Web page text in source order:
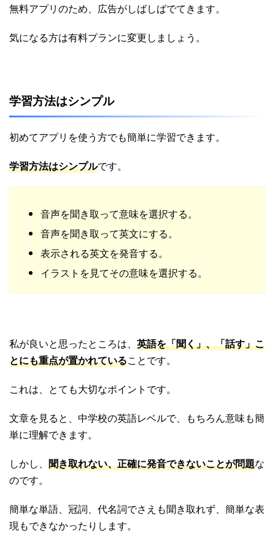
無料アプリのため、広告がしばしばでてきます。
気になる方は有料プランに変更しましょう。
学習方法はシンプル
初めてアプリを使う方でも簡単に学習できます。
学習方法はシンプルです。
音声を聞き取って意味を選択する。
音声を聞き取って英文にする。
表示される英文を発音する。
イラストを見てその意味を選択する。
私が良いと思ったところは、 英語を「聞く」、「話す」こ
とにも重点が置かれていることです。
これは、とても大切なポイントです。
文章を見ると、中学校の英語レベルで、もちろん意味も簡
単に理解できます。
しかし、 聞き取れない、正確に発音できないことが問題な
のです。
簡単な単語、冠詞、代名詞でさえも聞き取れず、簡単な表
現もできなかったりします。